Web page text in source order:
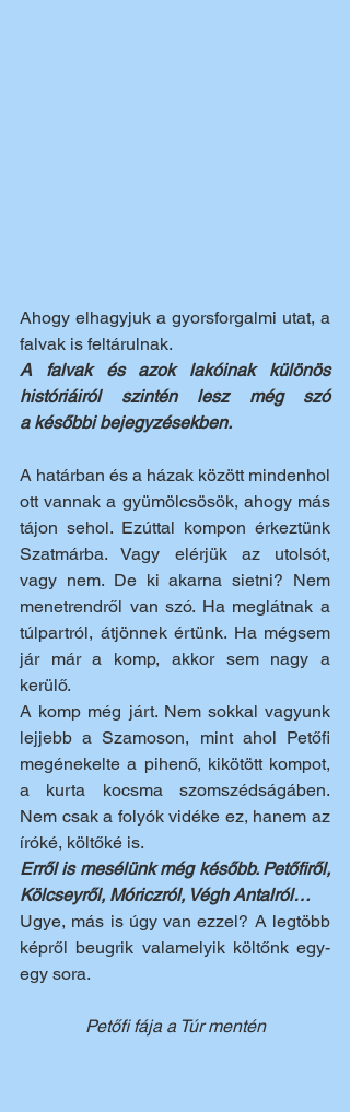
Ahogy elhagyjuk a gyorsforgalmi utat, a
falvak is feltárulnak.
A falvak és azok lakóinak különös
históriáiról szintén lesz még szó
a későbbi bejegyzésekben.
A határban és a házak között mindenhol
ott vannak a gyümölcsösök, ahogy más
tájon sehol. Ezúttal kompon érkeztünk
Szatmárba. Vagy elérjük az utolsót,
vagy nem. De ki akarna sietni? Nem
menetrendről van szó. Ha meglátnak a
túlpartról, átjönnek értünk. Ha mégsem
jár már a komp, akkor sem nagy a
kerülő.
A komp még járt. Nem sokkal vagyunk
lejjebb a Szamoson, mint ahol Petőfi
megénekelte a pihenő, kikötött kompot,
a kurta kocsma szomszédságáben.
Nem csak a folyók vidéke ez, hanem az
íróké, költőké is.
Erről is mesélünk még később. Petőfiről,
Kölcseyről, Móriczról, Végh Antalról…
Ugye, más is úgy van ezzel? A legtöbb
képről beugrik valamelyik költőnk egy-
egy sora.
Petőfi fája a Túr mentén